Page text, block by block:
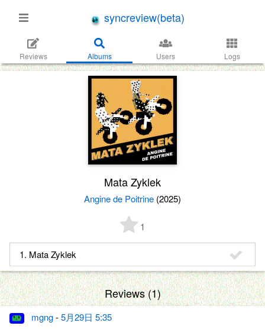
syncreview(beta)
Reviews Albums Users Logs
Mata Zyklek
Angine de Poitrine (2025)
1
1. Mata Zyklek
Reviews (1)
mgng-5月29日 5:35